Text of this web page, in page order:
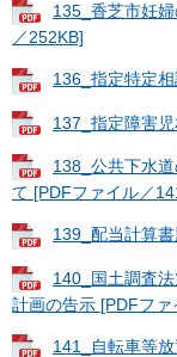
135_香芝市妊
／252KB]
136_指定特定
137_指定障害
138_公共下水
て [PDFファイル／
139_配当計算
140_国土調査
計画の告示 [PDFファ
141_自転車等